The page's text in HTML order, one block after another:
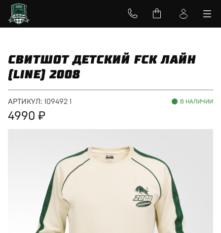
СВИТШОТ ДЕТСКИЙ FCK ЛАЙН
(LINE) 2008
АРТИКУЛ: 109492 1 В НАЛИЧИИ
4990